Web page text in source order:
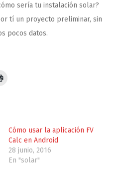
sería tu instalación solar?
tí un proyecto preliminar, sin
pocos datos.
Cómo usar la aplicación FV
Calc en Android
28 junio, 2016
En "solar"